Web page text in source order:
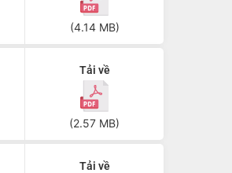
(4.14 MB)
Tải về
(2.57 MB)
Tải về